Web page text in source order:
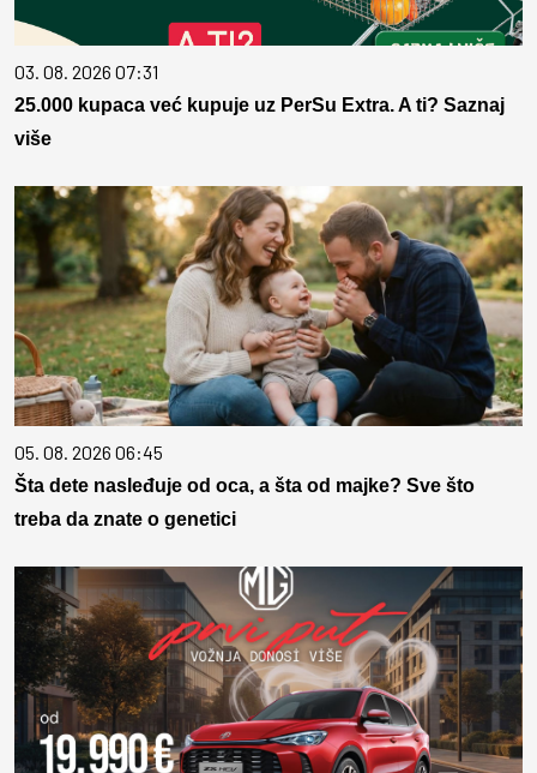
03. 08. 2026 07:31
25.000 kupaca već kupuje uz PerSu Extra. A ti? Saznaj
više
05. 08. 2026 06:45
Šta dete nasleđuje od oca, a šta od majke? Sve što
treba da znate o genetici